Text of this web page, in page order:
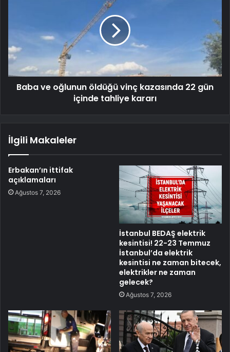
Baba ve oğlunun öldüğü vinç kazasında 22 gün
içinde tahliye kararı
İlgili Makaleler
Erbakan’ın ittifak
açıklamaları
Ağustos 7, 2026
İstanbul BEDAŞ elektrik
kesintisi! 22-23 Temmuz
İstanbul’da elektrik
kesintisi ne zaman bitecek,
elektrikler ne zaman
gelecek?
Ağustos 7, 2026